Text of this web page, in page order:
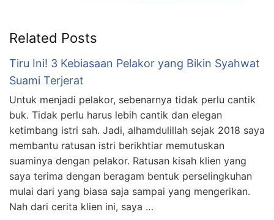
Related Posts
Tiru Ini! 3 Kebiasaan Pelakor yang Bikin Syahwat
Suami Terjerat
Untuk menjadi pelakor, sebenarnya tidak perlu cantik
buk. Tidak perlu harus lebih cantik dan elegan
ketimbang istri sah. Jadi, alhamdulillah sejak 2018 saya
membantu ratusan istri berikhtiar memutuskan
suaminya dengan pelakor. Ratusan kisah klien yang
saya terima dengan beragam bentuk perselingkuhan
mulai dari yang biasa saja sampai yang mengerikan.
Nah dari cerita klien ini, saya …